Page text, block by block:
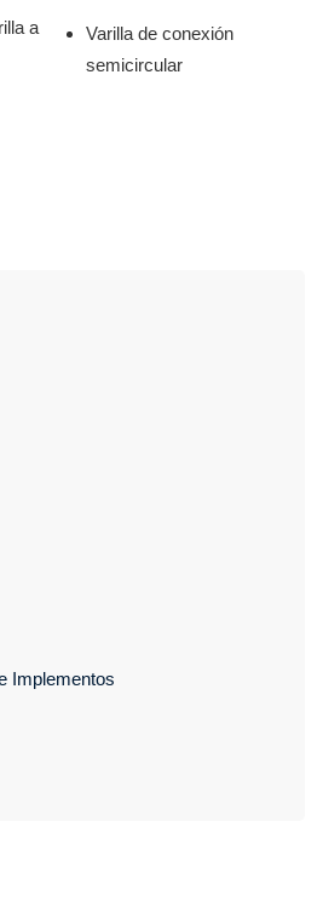
Implementos
a
Varilla de conexión
semicircular